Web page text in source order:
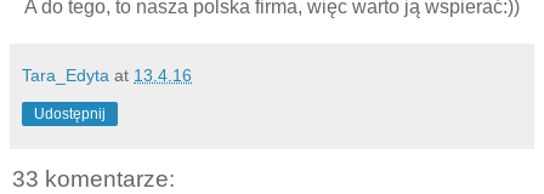
A do tego, to nasza polska firma, więc warto ją wspierać:))
Tara_Edyta at 13.4.16
Udostępnij
33 komentarze: